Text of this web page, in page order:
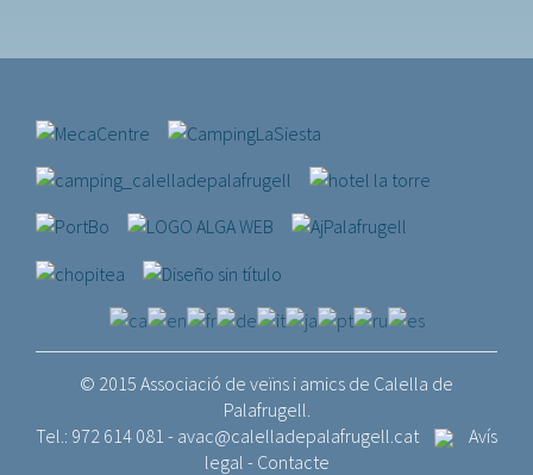
© 2015 Associació de veïns i amics de Calella de
Palafrugell.
Tel.: 972 614 081 - avac@calelladepalafrugell.cat
Avís
legal - Contacte